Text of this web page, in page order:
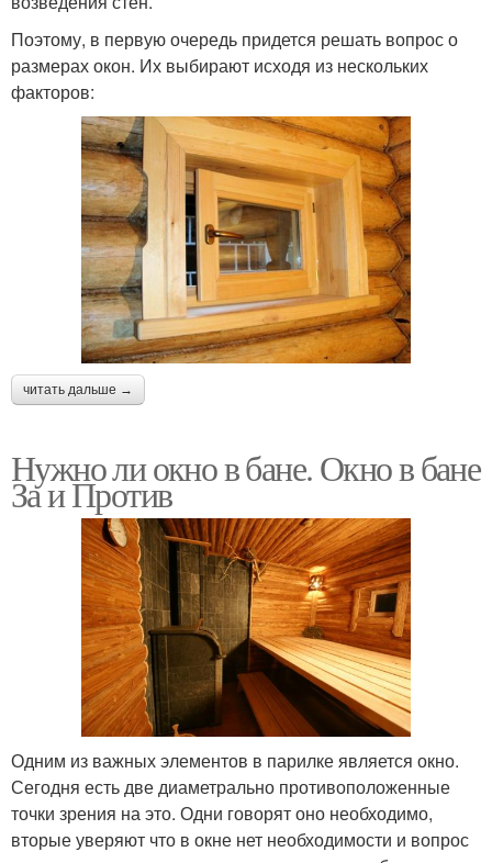
Поэтому, в первую очередь придется решать вопрос о
размерах окон. Их выбирают исходя из нескольких
факторов:
читать дальше →
Нужно ли окно в бане. Окно в бане
За и Против
Одним из важных элементов в парилке является окно.
Сегодня есть две диаметрально противоположенные
точки зрения на это. Одни говорят оно необходимо,
вторые уверяют что в окне нет необходимости и вопрос